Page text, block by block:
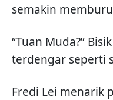
semakin
“Tuan Muda?”
terdengar seperti
Fredi Lei menarik